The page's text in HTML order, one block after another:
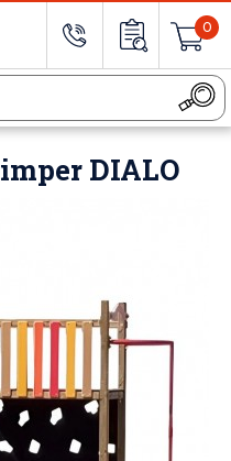
0
DIALO